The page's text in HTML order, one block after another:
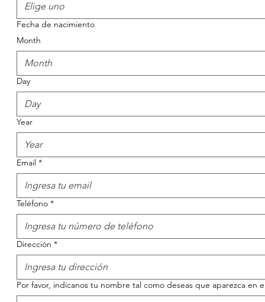
Elige uno
Fecha de nacimiento
Month
Month
Day
Year
Email *
Teléfono *
Dirección *
Por favor, indícanos tu nombre tal como deseas que aparezca en